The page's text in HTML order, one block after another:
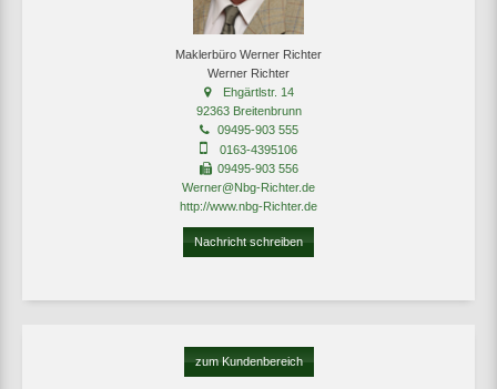
Maklerbüro Werner Richter
Werner Richter
Ehgärtlstr. 14
92363 Breitenbrunn
09495-903 555
0163-4395106
09495-903 556
Werner@Nbg-Richter.de
http://www.nbg-Richter.de
Nachricht schreiben
zum Kundenbereich